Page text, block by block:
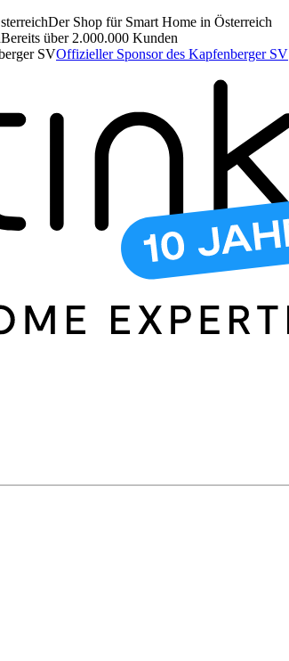
Der Shop für Smart Home in Österreich
Bereits über 2.000.000 Kunden
Offizieller Sponsor des Kapfenberger SV